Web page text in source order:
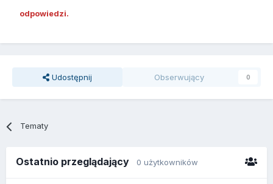
odpowiedzi.
Udostępnij Obserwujący 0
Tematy
Ostatnio przeglądający 0 użytkowników